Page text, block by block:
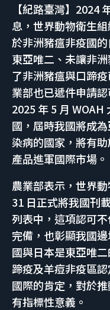
【紀路臺灣】2024
息，世界動物衛生
於非洲豬瘟非疫國
東亞唯二、未讓非
了非洲豬瘟與口蹄
業部也已遞件申請
2025 年 5 月
國，屆時我國將成
染病的國家，將有
產品進軍國際市場。
農業部表示，世界
31 日正式將我國刊
列表中，這項認可
完備，也彰顯我國
國與日本是東亞唯
蹄疫及羊痘非疫區
國際的肯定，對於
有指標性意義。